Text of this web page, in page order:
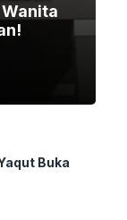
Buka